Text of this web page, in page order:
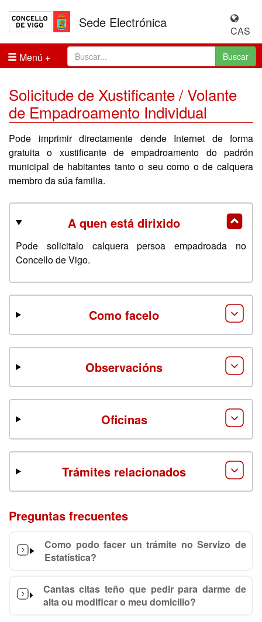
Sede Electrónica
CAS
Menú
Buscar
Solicitude de Xustificante / Volante
de Empadroamento Individual
Pode imprimir directamente dende Internet de forma
gratuita o xustificante de empadroamento do padrón
municipal de habitantes tanto o seu como o de calquera
membro da súa familia.
A quen está dirixido
Pode solicitalo calquera persoa empadroada no
Concello de Vigo.
Como facelo
Observacións
Oficinas
Trámites relacionados
Preguntas frecuentes
Como podo facer un trámite no Servizo de
Estatística?
Cantas citas teño que pedir para darme de
alta ou modificar o meu domicilio?